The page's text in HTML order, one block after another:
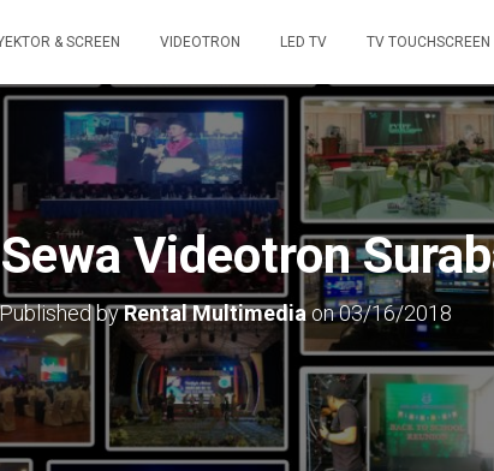
& SCREEN VIDEOTRON LED TV TV TOUCHSCREEN
Videotron
byRental Multimediaon03/16/2018